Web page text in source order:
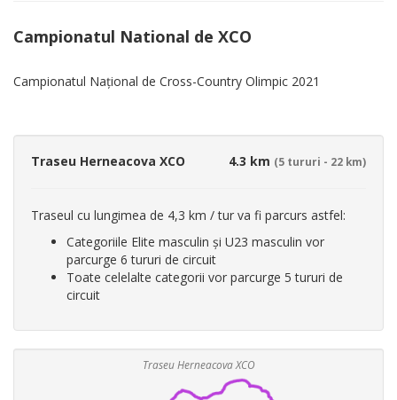
Campionatul National de XCO
Campionatul Național de Cross-Country Olimpic 2021
Traseu Herneacova XCO 4.3 km (5 tururi - 22 km)
Traseul cu lungimea de 4,3 km / tur va fi parcurs astfel:
Categoriile Elite masculin și U23 masculin vor
parcurge 6 tururi de circuit
Toate celelalte categorii vor parcurge 5 tururi de
circuit
Traseu Herneacova XCO